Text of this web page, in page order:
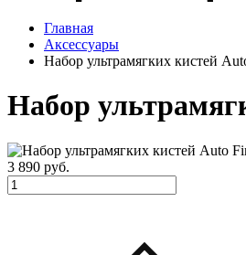
Главная
Аксессуары
Набор ультрамягких кистей
Набор
3 890 руб.